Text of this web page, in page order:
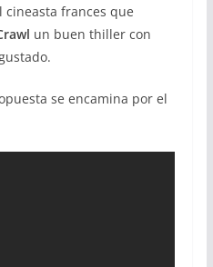
frances que
un buen thiller con
se encamina por el